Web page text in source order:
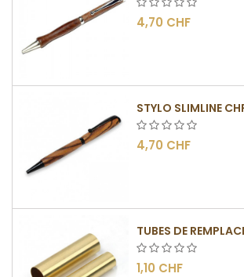
4,70 CHF
STYLO SLIMLINE
4,70 CHF
1,10 CHF